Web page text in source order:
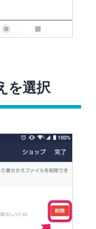
を選択